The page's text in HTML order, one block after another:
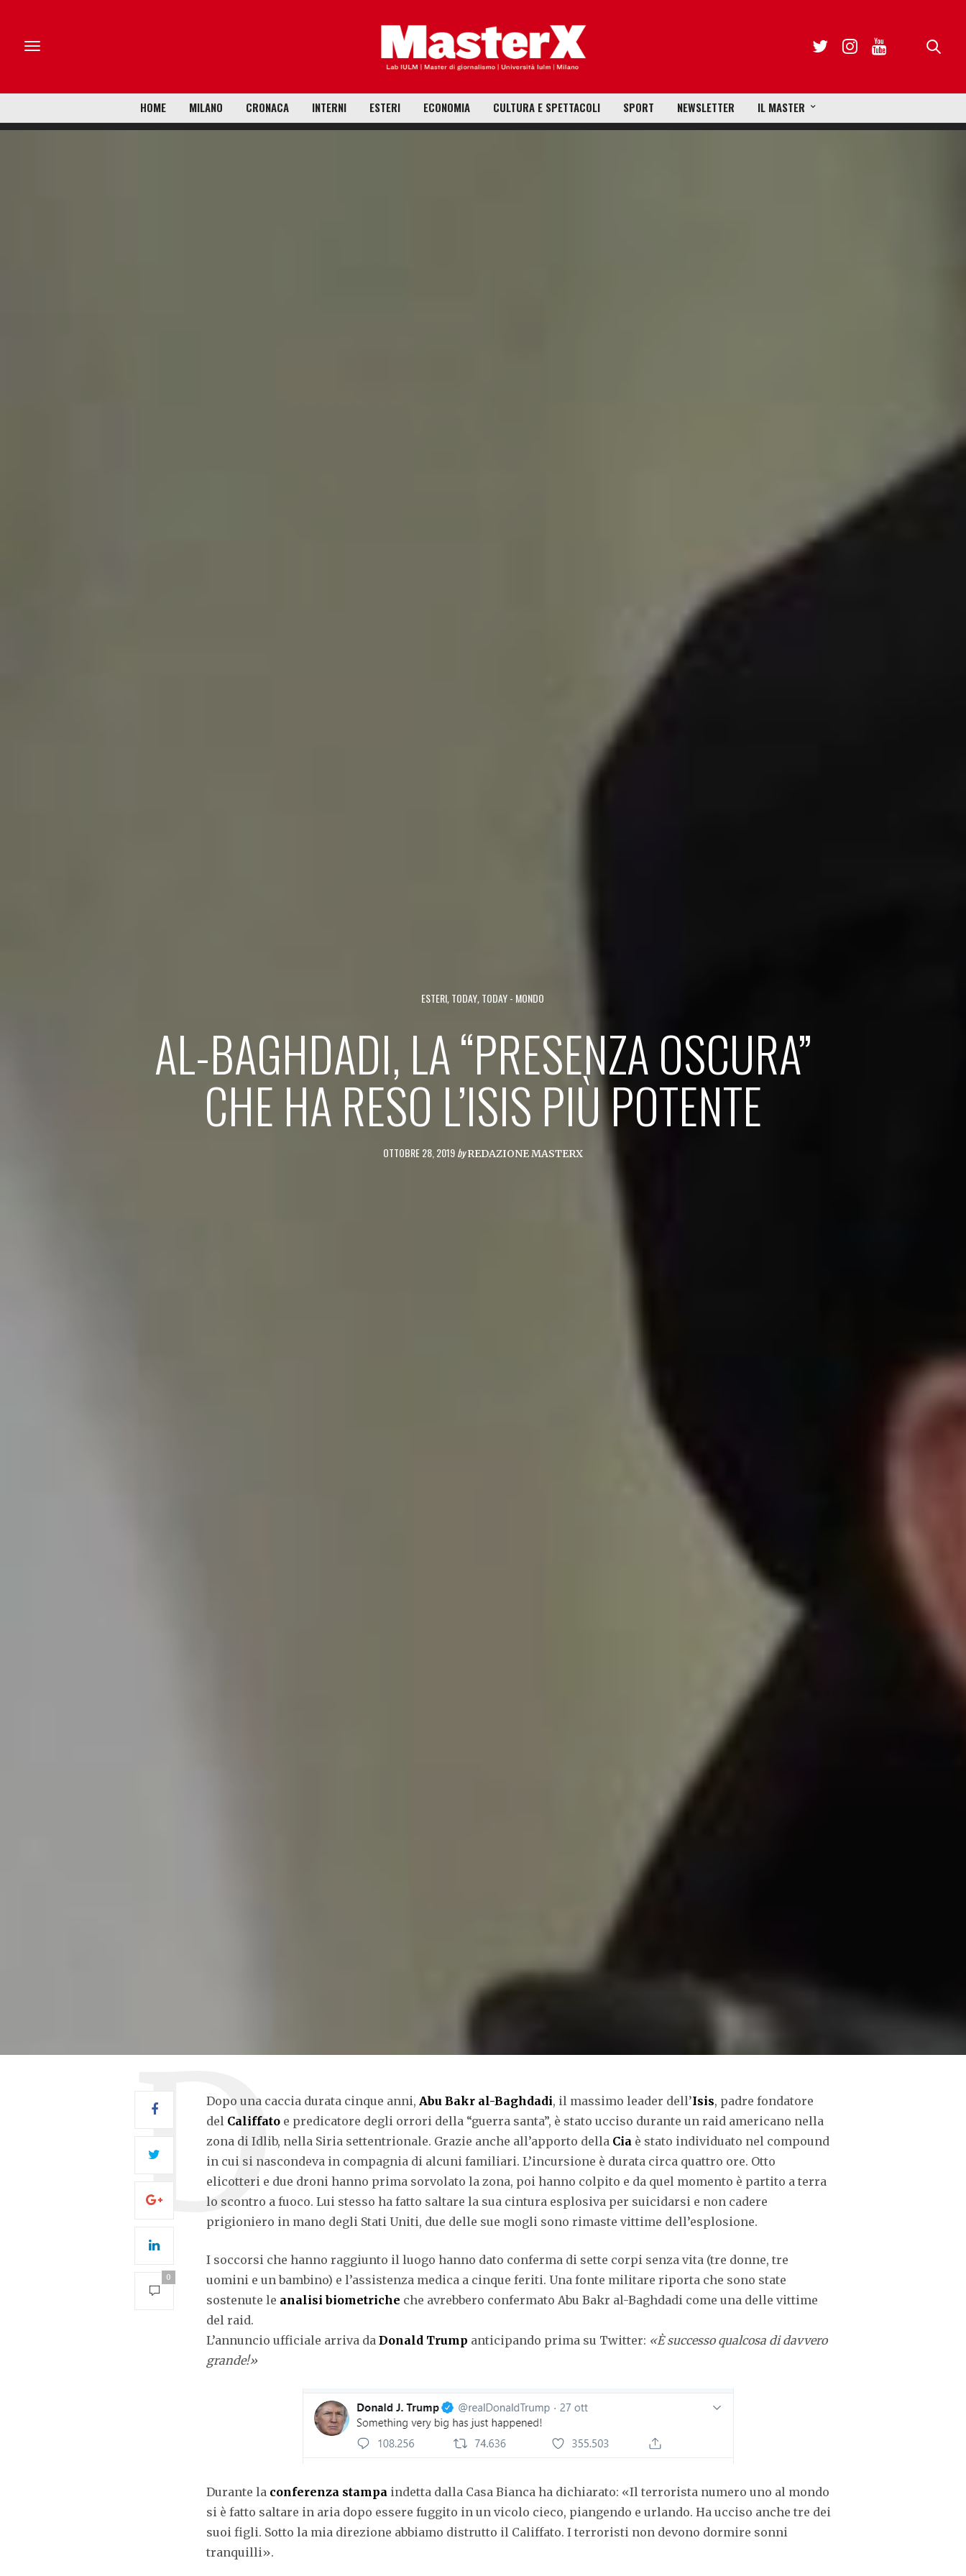
HOME MILANO CRONACA INTERNI ESTERI ECONOMIA CULTURA E SPETTACOLI SPORT NEWSLETTER IL MASTER
ESTERI,TODAY,TODAY - MONDO
AL-BAGHDADI, LA “PRESENZA OSCURA”
CHE HA RESO L’ISIS PIÙ POTENTE
OTTOBRE 28, 2019by REDAZIONE MASTERX
0
Dopo una caccia durata cinque anni, Abu Bakr al-Baghdadi, il massimo leader dell’Isis, padre fondatore
del Califfato e predicatore degli orrori della “guerra santa”, è stato ucciso durante un raid americano nella
zona di Idlib, nella Siria settentrionale. Grazie anche all’apporto della Cia è stato individuato nel compound
in cui si nascondeva in compagnia di alcuni familiari. L’incursione è durata circa quattro ore. Otto
elicotteri e due droni hanno prima sorvolato la zona, poi hanno colpito e da quel momento è partito a terra
lo scontro a fuoco. Lui stesso ha fatto saltare la sua cintura esplosiva per suicidarsi e non cadere
prigioniero in mano degli Stati Uniti, due delle sue mogli sono rimaste vittime dell’esplosione.
I soccorsi che hanno raggiunto il luogo hanno dato conferma di sette corpi senza vita (tre donne, tre
uomini e un bambino) e l’assistenza medica a cinque feriti. Una fonte militare riporta che sono state
sostenute le analisi biometriche che avrebbero confermato Abu Bakr al-Baghdadi come una delle vittime
del raid.
L’annuncio ufficiale arriva da Donald Trump anticipando prima su Twitter: «È successo qualcosa di davvero
grande!»
Durante la conferenza stampa indetta dalla Casa Bianca ha dichiarato: «Il terrorista numero uno al mondo
si è fatto saltare in aria dopo essere fuggito in un vicolo cieco, piangendo e urlando. Ha ucciso anche tre dei
suoi figli. Sotto la mia direzione abbiamo distrutto il Califfato. I terroristi non devono dormire sonni
tranquilli».